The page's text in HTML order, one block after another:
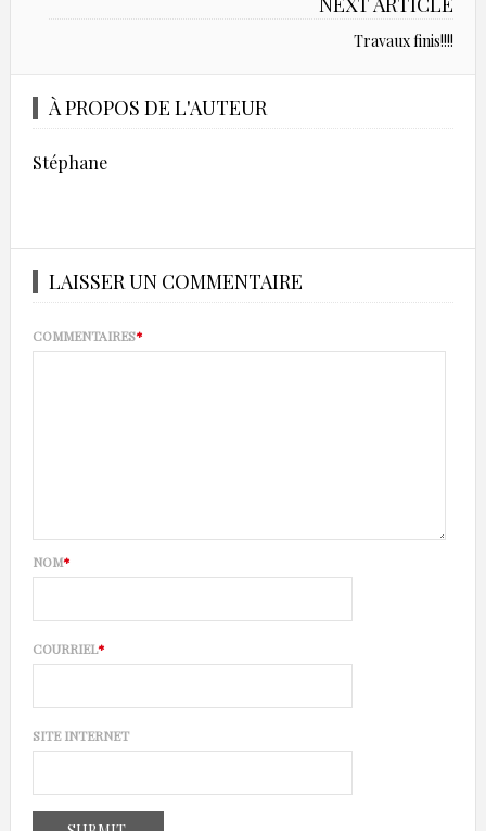
Travaux finis!!!!
À PROPOS DE L'AUTEUR
Stéphane
LAISSER UN COMMENTAIRE
COMMENTAIRES*
NOM*
COURRIEL*
SITE INTERNET